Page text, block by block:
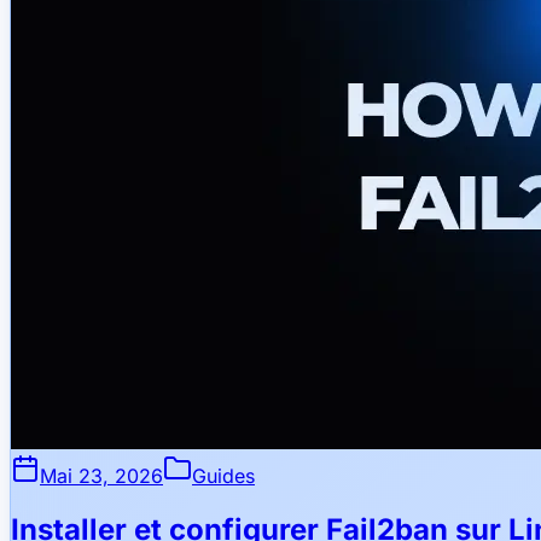
Mai 23, 2026 Guides
Installer et configurer Fail2ban sur